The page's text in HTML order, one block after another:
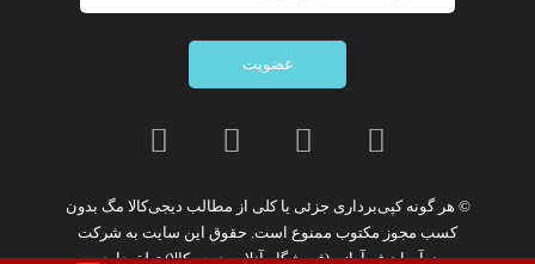
عضویت
© هر گونهکپی‌برداری جزئی یا کلی از مطالب دیجی‌کالا مگ بدون
کسب مجوز مکتوب ممنوع است. حقوق این سایت به شرکت
نوآوران فن‌آوازه (فروشگاه آنلاین دیجی‌کالا)تعلق دارد.